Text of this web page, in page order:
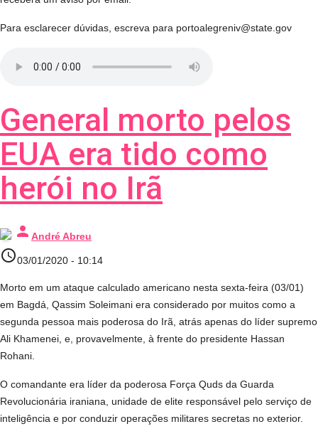
Para esclarecer dúvidas, escreva para portoalegreniv@state.gov
General morto pelos
EUA era tido como
herói no Irã
person André Abreu
access_time03/01/2020 - 10:14
Morto em um ataque calculado americano nesta sexta-feira (03/01)
em Bagdá, Qassim Soleimani era considerado por muitos como a
segunda pessoa mais poderosa do Irã, atrás apenas do líder supremo
Ali Khamenei, e, provavelmente, à frente do presidente Hassan
Rohani.
O comandante era líder da poderosa Força Quds da Guarda
Revolucionária iraniana, unidade de elite responsável pelo serviço de
inteligência e por conduzir operações militares secretas no exterior.